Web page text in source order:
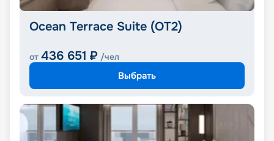
Ocean Terrace Suite (OT2)
от 436 651 ₽ /чел
Выбрать